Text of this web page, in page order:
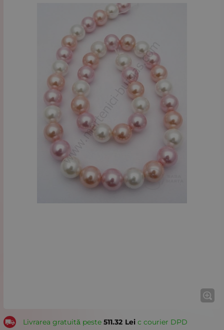
Livrarea gratuită peste 511.32 Leiс courier DPD